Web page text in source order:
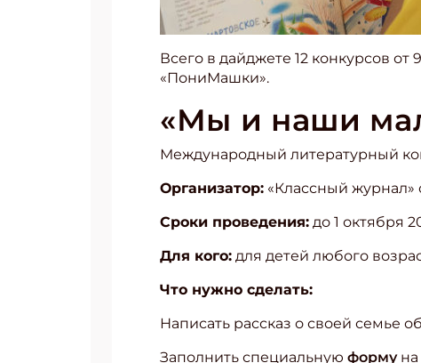
Всего в дайджете 12 конкурсов
«ПониМашки».
«Мы и наши
Международный литературный
Организатор: «Классный журнал»
Сроки проведения: до 1 октября
Для кого: для детей любого
Что нужно сделать:
Написать рассказ о своей семье
Заполнить специальную формуна